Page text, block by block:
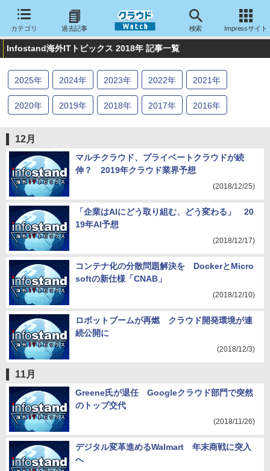
カテゴリ 過去記事 検索 Impressサイト
Infostand海外ITトピックス 2018年 記事一覧
2025年 2024年 2023年 2022年 2021年
2020年 2019年 2018年 2017年 2016年
2010年 2009年 2008年 2007年 2006年
2005年
12月
マルチクラウド、プライベートクラウドが続
伸？ 2019年クラウド業界予想
(2018/12/25)
「企業はAIにどう取り組む、どう変わる」 20
19年AI予想
(2018/12/17)
コンテナ化の分散問題解決を DockerとMicro
softの新仕様「CNAB」
(2018/12/10)
ロボットブームが再燃 クラウド開発環境が連
続公開に
(2018/12/3)
11月
Greene氏が退任 Googleクラウド部門で突然
のトップ交代
(2018/11/26)
デジタル変革進めるWalmart 年末商戦に突入
へ